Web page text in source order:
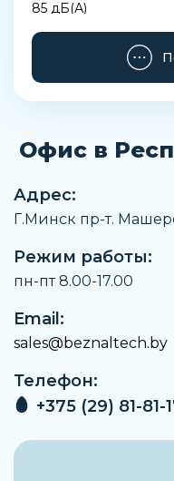
85 дБ(А)
Направление
Нереверсивный
Максимальный
Расход в
Расход на
1000 л/мин
Положение при
Любое
Ширина
Соединительная
ISO 15407-1
Присоединение 5
Офис в
Адрес:
Г.Минск пр-т.
Режим работы:
пн-пт 8.00-17.00
Email:
sales@beznaltech.by
Телефон:
+375 (29) 81-81-